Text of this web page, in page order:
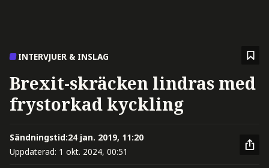
INTERVJUER & INSLAG
Brexit-skräcken lindras med
frystorkad kyckling
Sändningstid:24 jan. 2019, 11:20
Uppdaterad: 1 okt. 2024, 00:51